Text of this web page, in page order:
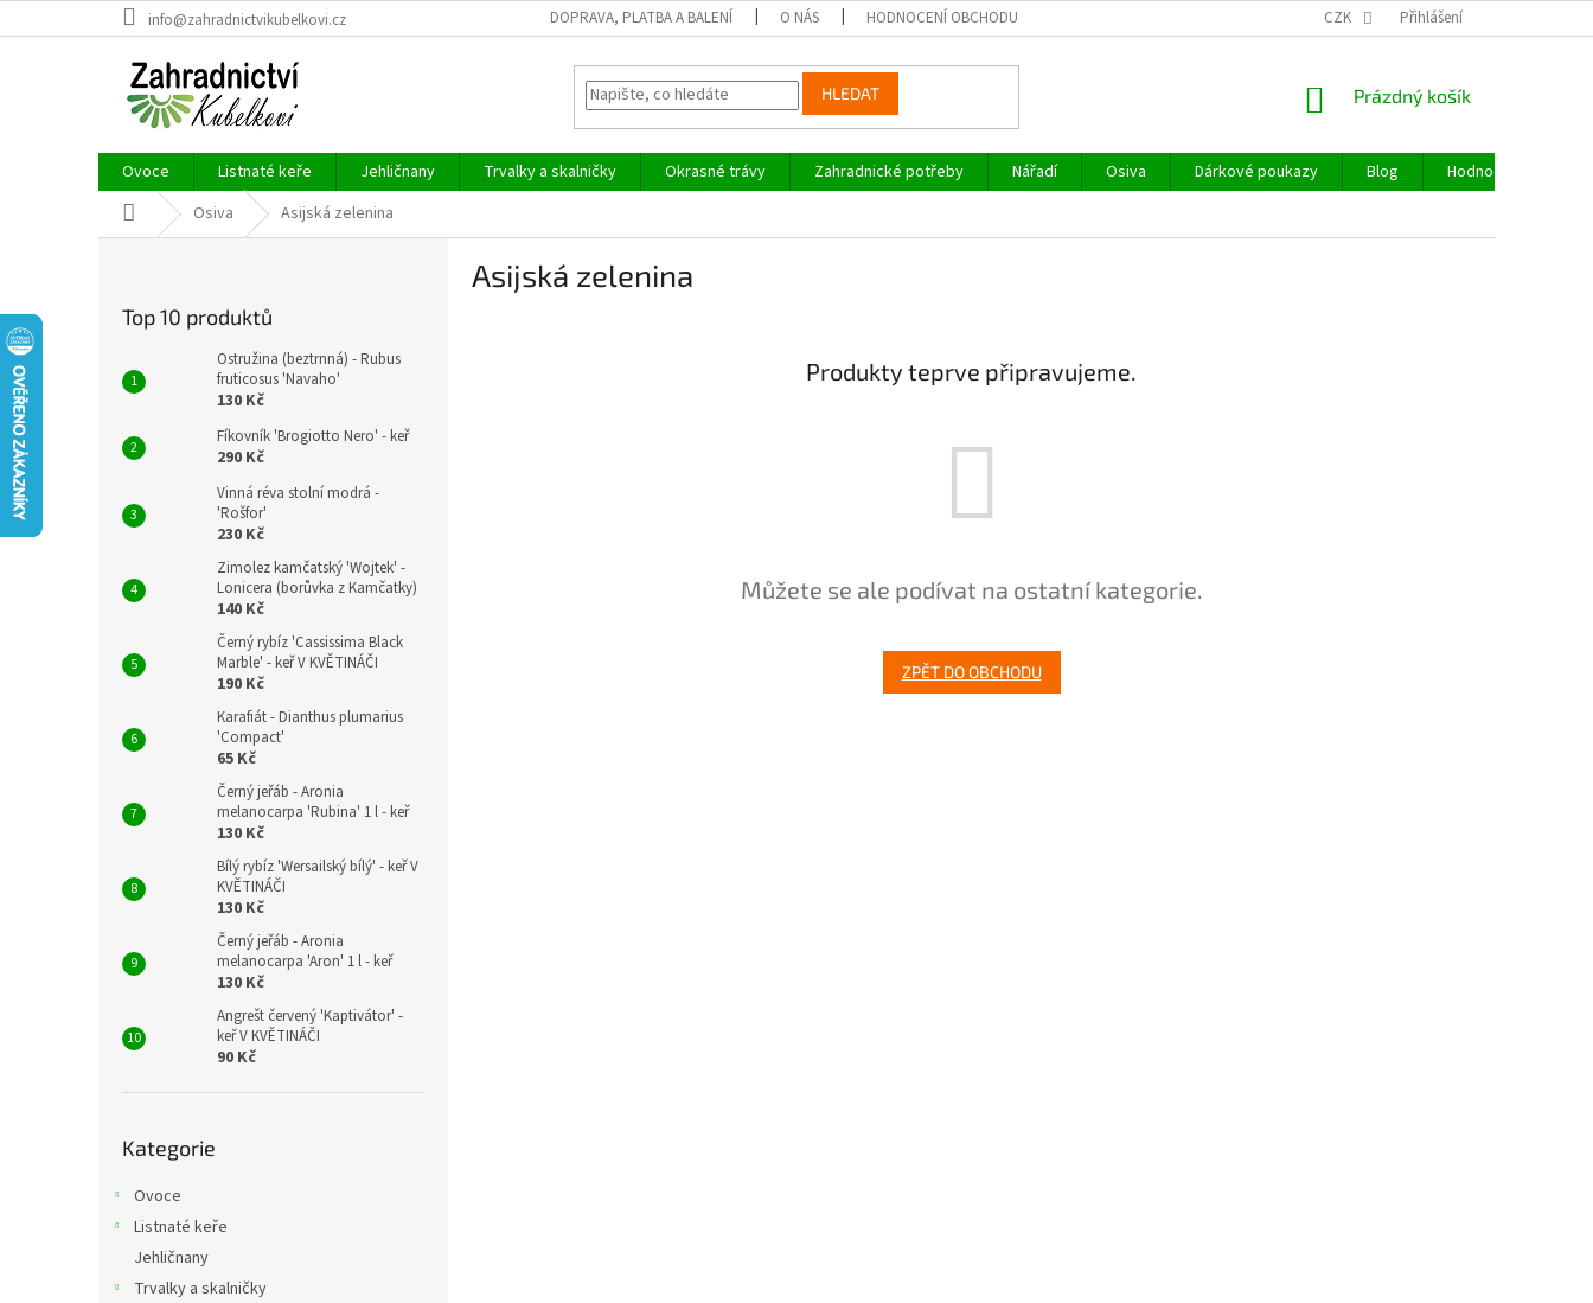
na
info@zahradnictvikubelkovi.cz DOPRAVA, PLATBA A BALENÍ O NÁS HODNOCENÍ OBCHODU CZK Přihlášení
HLEDAT
NÁKUPNÍ
Prázdný košík
Ovoce Listnaté keře Jehličnany Trvalky a skalničky Okrasné trávy Zahradnické potřeby Nářadí Osiva Dárkové poukazy Blog
Hodnocení obchodu
Domů Osiva Asijská zelenina
Top 10 produktů
Ostružina (beztrnná) - Rubus
fruticosus 'Navaho'
130 Kč
Fíkovník 'Brogiotto Nero' - keř
290 Kč
Vinná réva stolní modrá -
'Rošfor'
230 Kč
Zimolez kamčatský 'Wojtek' -
Lonicera (borůvka z Kamčatky)
140 Kč
Černý rybíz 'Cassissima Black
Marble' - keř V KVĚTINÁČI
190 Kč
Karafiát - Dianthus plumarius
'Compact'
65 Kč
Černý jeřáb - Aronia
melanocarpa 'Rubina' 1 l - keř
130 Kč
Bílý rybíz 'Wersailský bílý' - keř V
KVĚTINÁČI
130 Kč
Černý jeřáb - Aronia
melanocarpa 'Aron' 1 l - keř
130 Kč
Angrešt červený 'Kaptivátor' -
keř V KVĚTINÁČI
90 Kč
kategorie
Kategorie
Ovoce
Listnaté keře
Jehličnany
Trvalky a skalničky
Asijská zelenina
Produkty teprve připravujeme.
Můžete se ale podívat na ostatní kategorie.
ZPĚT DO OBCHODU